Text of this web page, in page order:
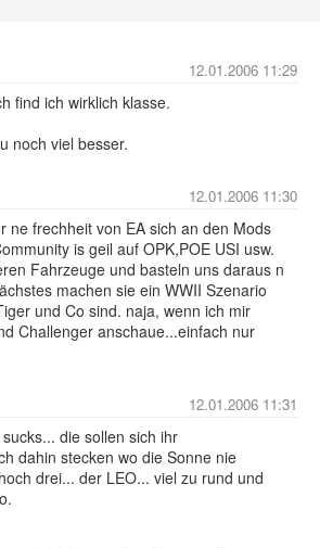
12.01.2006 11:29
find ich wirklich klasse.
noch viel besser.
12.01.2006 11:30
ne frechheit von EA sich an den Mods
is geil auf OPK,POE USI usw.
Fahrzeuge und basteln uns daraus n
machen sie ein WWII Szenario
und Co sind. naja, wenn ich mir
Challenger anschaue...einfach nur
12.01.2006 11:31
die sollen sich ihr
dahin stecken wo die Sonne nie
drei... der LEO... viel zu rund und